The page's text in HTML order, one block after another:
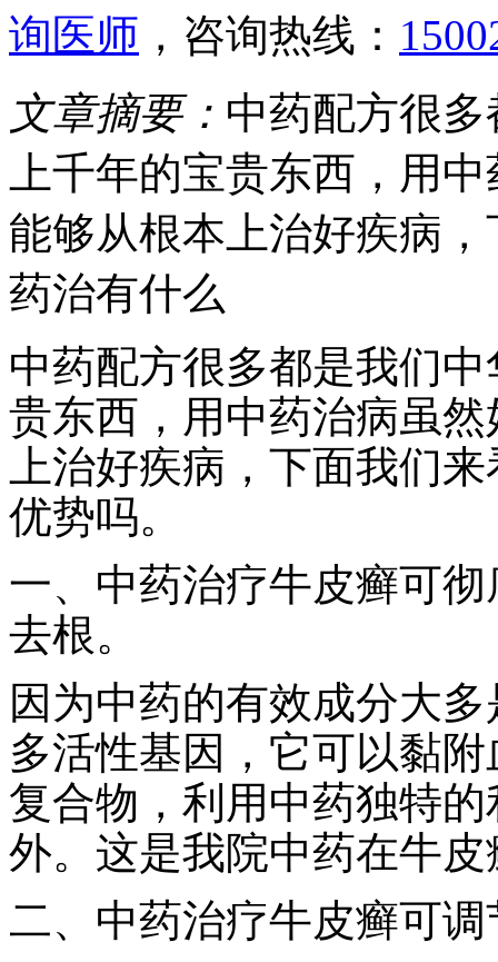
询医师 ，咨询热线：
文章摘要： 中药配方很
上千年的宝贵东西，用
能够从根本上治好疾病
药治有什么
中药配方很多都是我们
贵东西，用中药治病虽
上治好疾病，下面我们
优势吗。
一、中药治疗牛皮癣可
去根。
因为中药的有效成分大
多活性基因，它可以黏
复合物，利用中药独特
外。这是我院中药在牛
二、中药治疗牛皮癣可